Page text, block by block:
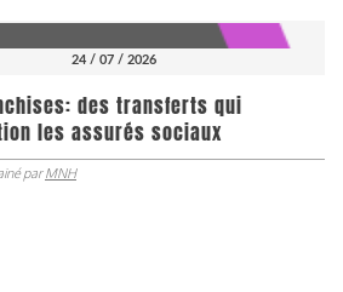
24 / 07 / 2026
des transferts qui
les assurés sociaux
parMNH